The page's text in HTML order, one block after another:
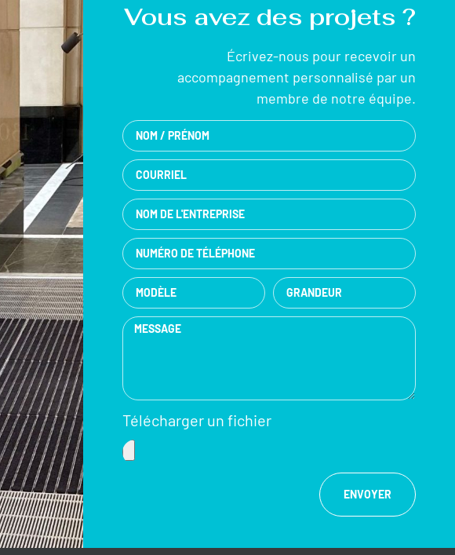
Vous avez des projets ?
Écrivez-nous pour recevoir un
accompagnement personnalisé par un
membre de notre équipe.
Télécharger un fichier
ENVOYER